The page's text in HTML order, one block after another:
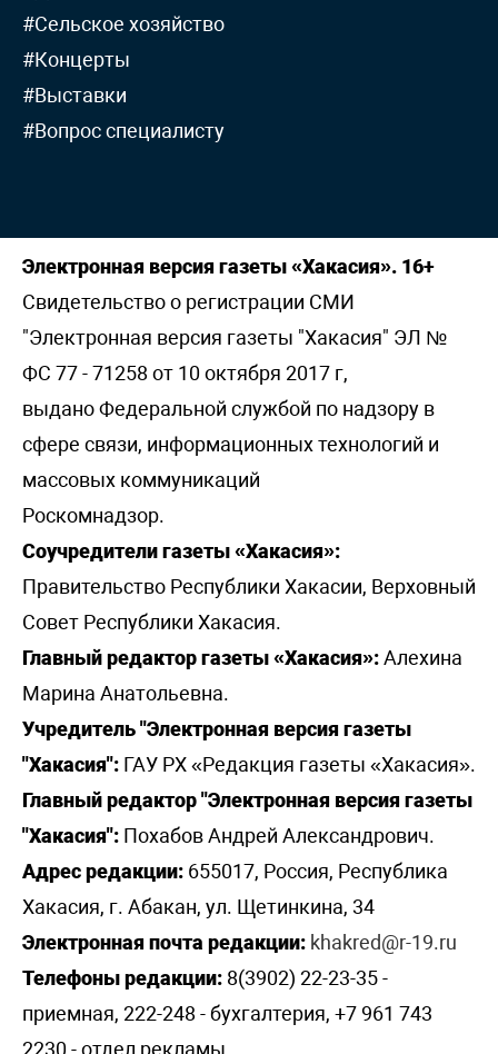
#Сельское хозяйство
#Концерты
#Выставки
#Вопрос специалисту
Электронная версия газеты «Хакасия». 16+
Свидетельство о регистрации СМИ
"Электронная версия газеты "Хакасия" ЭЛ №
ФС 77 - 71258 от 10 октября 2017 г,
выдано Федеральной службой по надзору в
сфере связи, информационных технологий и
массовых коммуникаций
Роскомнадзор.
Соучредители газеты «Хакасия»:
Правительство Республики Хакасии, Верховный
Совет Республики Хакасия.
Главный редактор газеты «Хакасия»:Алехина
Марина Анатольевна.
Учредитель "Электронная версия газеты
"Хакасия": ГАУ РХ «Редакция газеты «Хакасия».
Главный редактор "Электронная версия газеты
"Хакасия": Похабов Андрей Александрович.
Адрес редакции: 655017, Россия, Республика
Хакасия, г. Абакан, ул. Щетинкина, 34
Электронная почта редакции: khakred@r-19.ru
Телефоны редакции: 8(3902) 22-23-35 -
приемная, 222-248 - бухгалтерия, +7 961 743
2230 - отдел рекламы,